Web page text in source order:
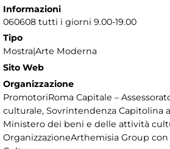
Informazioni
060608 tutti i giorni 9.00-19.00
Tipo
Mostra|Arte Moderna
Sito Web
Organizzazione
PromotoriRoma Capitale –
culturale, Sovrintendenza Capitolina
Ministero dei beni e delle attività
OrganizzazioneArthemisia Group